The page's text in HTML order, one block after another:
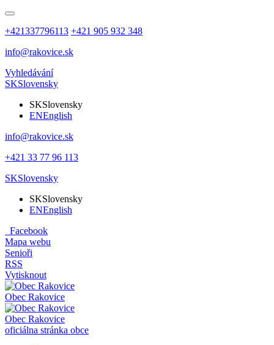
+421337796113 +421 905 932 348
info@rakovice.sk
Vyhledávání
SKSlovensky
SKSlovensky
ENEnglish
info@rakovice.sk
+421 33 77 96 113
SKSlovensky
SKSlovensky
ENEnglish
Facebook
Mapa webu
Senioři
RSS
Vytisknout
Obec Rakovice
Obec Rakovice
oficiálna stránka obce